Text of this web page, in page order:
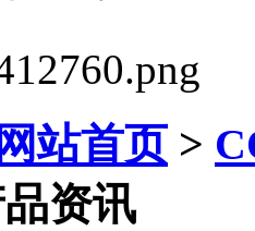
网站首页>
资讯